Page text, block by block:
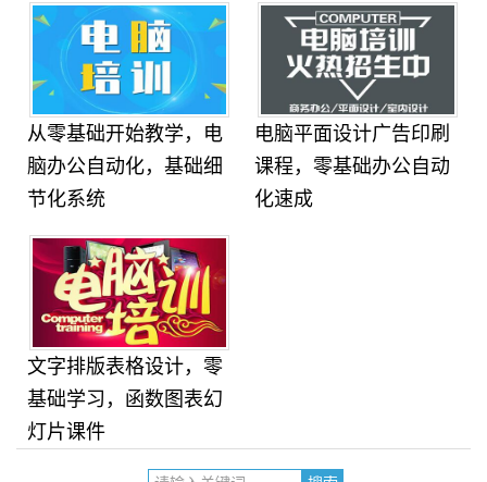
从零基础开始教学，电
脑办公自动化，基础细
节化系统
电脑平面设计广告印刷
课程，零基础办公自动
化速成
文字排版表格设计，零
基础学习，函数图表幻
灯片课件